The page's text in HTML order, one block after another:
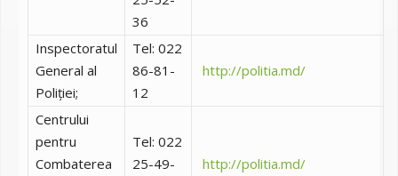
36
Inspectoratul
General al
Poliției;
Tel: 022
86-81-
12
http://politia.md/
Centrului
pentru
Combaterea
Tel: 022
25-49-
http://politia.md/